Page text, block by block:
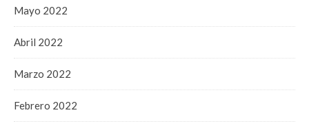
Mayo 2022
Abril 2022
Marzo 2022
Febrero 2022